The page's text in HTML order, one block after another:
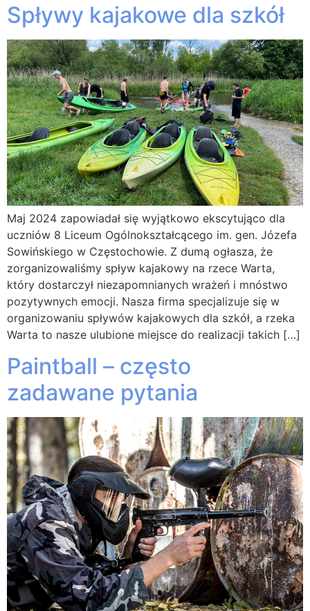
Spływy kajakowe dla szkół
Maj 2024 zapowiadał się wyjątkowo ekscytująco dla
uczniów 8 Liceum Ogólnokształcącego im. gen. Józefa
Sowińskiego w Częstochowie. Z dumą ogłasza, że
zorganizowaliśmy spływ kajakowy na rzece Warta,
który dostarczył niezapomnianych wrażeń i mnóstwo
pozytywnych emocji. Nasza firma specjalizuje się w
organizowaniu spływów kajakowych dla szkół, a rzeka
Warta to nasze ulubione miejsce do realizacji takich […]
Paintball – często
zadawane pytania